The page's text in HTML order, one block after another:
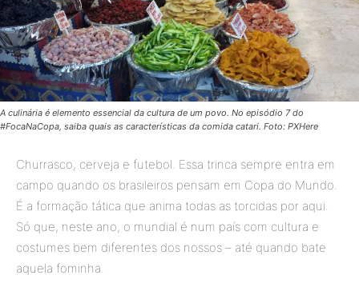
A culinária é elemento essencial da cultura de um povo. No episódio 7 do
#FocaNaCopa, saiba quais as características da comida catari. Foto: PXHere
Churrasco, cerveja e futebol. Essa trinca sempre entra em
campo quando os brasileiros pensam em Copa do Mundo.
É a formação tática que anima todas as torcidas por aqui.
Só que, neste ano, o mundial é num país com cultura e
costumes bem diferentes dos nossos – até quando bate
aquela fominha.